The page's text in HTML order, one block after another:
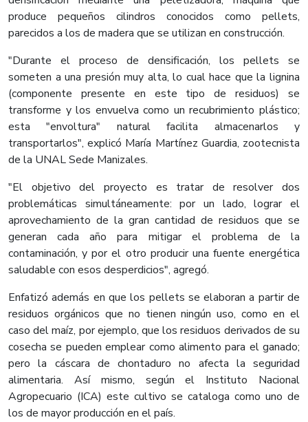
produce pequeños cilindros conocidos como pellets,
parecidos a los de madera que se utilizan en construcción.
"Durante el proceso de densificación, los pellets se
someten a una presión muy alta, lo cual hace que la lignina
(componente presente en este tipo de residuos) se
transforme y los envuelva como un recubrimiento plástico;
esta "envoltura" natural facilita almacenarlos y
transportarlos", explicó María Martínez Guardia, zootecnista
de la UNAL Sede Manizales.
"El objetivo del proyecto es tratar de resolver dos
problemáticas simultáneamente: por un lado, lograr el
aprovechamiento de la gran cantidad de residuos que se
generan cada año para mitigar el problema de la
contaminación, y por el otro producir una fuente energética
saludable con esos desperdicios", agregó.
Enfatizó además en que los pellets se elaboran a partir de
residuos orgánicos que no tienen ningún uso, como en el
caso del maíz, por ejemplo, que los residuos derivados de su
cosecha se pueden emplear como alimento para el ganado;
pero la cáscara de chontaduro no afecta la seguridad
alimentaria. Así mismo, según el Instituto Nacional
Agropecuario (ICA) este cultivo se cataloga como uno de
los de mayor producción en el país.